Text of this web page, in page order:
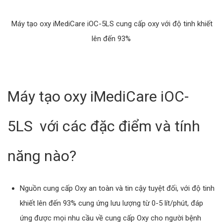
Máy tạo oxy iMediCare iOC-5LS cung cấp oxy với độ tinh khiết
lên đến 93%
Máy tạo oxy iMediCare iOC-
5LS với các đặc điểm và tính
năng nào?
Nguồn cung cấp Oxy an toàn và tin cậy tuyệt đối, với độ tinh
khiết lên đến 93% cung ứng lưu lượng từ 0-5 lít/phút, đáp
ứng được mọi nhu cầu về cung cấp Oxy cho người bệnh